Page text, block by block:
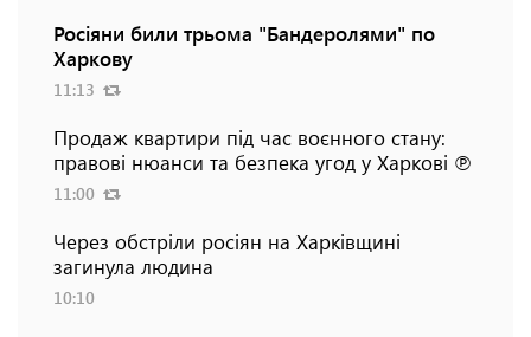
Росіяни били трьома "Бандеролями" по
Харкову
11:13
Продаж квартири під час воєнного стану:
правові нюанси та безпека угод у Харкові ℗
11:00
Через обстріли росіян на Харківщині
загинула людина
10:10